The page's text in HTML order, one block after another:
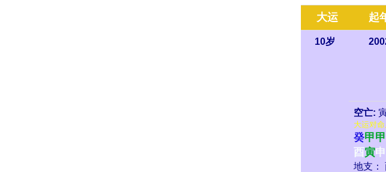
大运 起
10岁
空亡:
大运对
癸甲甲
酉寅申
地支：